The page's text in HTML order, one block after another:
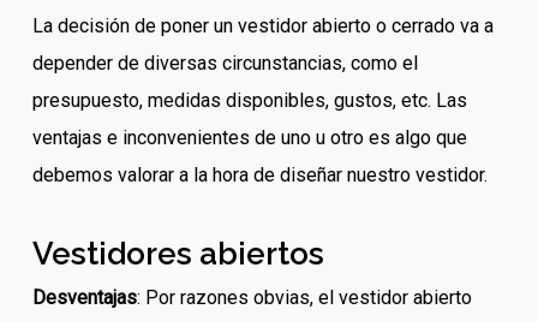
La decisión de poner un vestidor abierto o cerrado va a
depender de diversas circunstancias, como el
presupuesto, medidas disponibles, gustos, etc. Las
ventajas e inconvenientes de uno u otro es algo que
debemos valorar a la hora de diseñar nuestro vestidor.
Vestidores abiertos
Desventajas: Por razones obvias, el vestidor abierto